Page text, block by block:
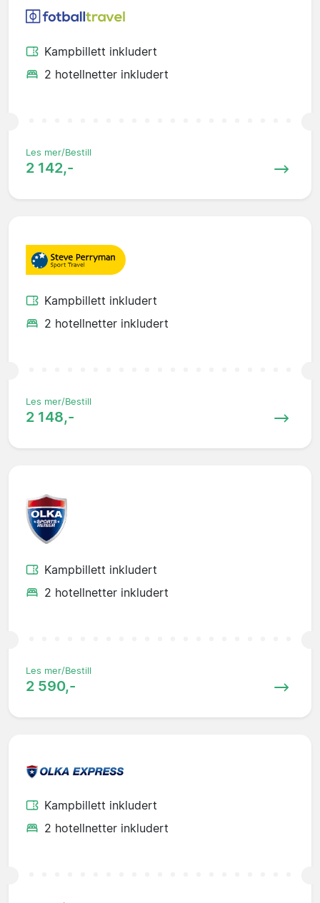
Kampbillett inkludert
2 hotellnetter inkludert
Les mer/Bestill
2 142,-
Kampbillett inkludert
2 hotellnetter inkludert
Les mer/Bestill
2 148,-
Kampbillett inkludert
2 hotellnetter inkludert
Les mer/Bestill
2 590,-
Kampbillett inkludert
2 hotellnetter inkludert